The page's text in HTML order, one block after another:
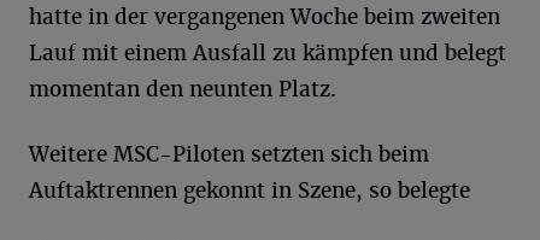
hatte in der vergangenen Woche beim zweiten
Lauf mit einem Ausfall zu kämpfen und belegt
momentan den neunten Platz.
Weitere MSC-Piloten setzten sich beim
Auftaktrennen gekonnt in Szene, so belegte